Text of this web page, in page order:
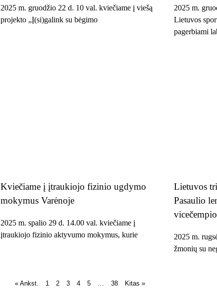
2025 m. gruodžio 22 d. 10 val. kviečiame į viešą
projekto „Į(si)galink su bėgimo
2025 m.
Lietuvos
pagerbiami
Kviečiame į įtraukiojo fizinio ugdymo
mokymus Varėnoje
2025 m. spalio 29 d. 14.00 val. kviečiame į
įtraukiojo fizinio aktyvumo mokymus, kurie
Lietuvos
Pasaulio
2025 m.
žmonių su
« Ankst. 1 2 3 4 5 38 Kitas »